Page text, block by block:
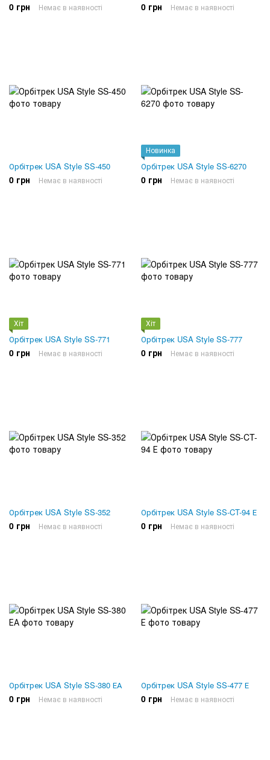
0 грн Немає в наявності 0 грн Немає в наявності
Орбітрек USA Style SS-450
0 грн Немає в наявності
Новинка
Орбітрек USA Style SS-6270
0 грн Немає в наявності
Хіт
Орбітрек USA Style SS-771
0 грн Немає в наявності
Хіт
Орбітрек USA Style SS-777
0 грн Немає в наявності
Орбітрек USA Style SS-352
0 грн Немає в наявності
Орбітрек USA Style SS-CT-94 Е
0 грн Немає в наявності
Орбітрек USA Style SS-380 ЕА
0 грн Немає в наявності
Орбітрек USA Style SS-477 Е
0 грн Немає в наявності